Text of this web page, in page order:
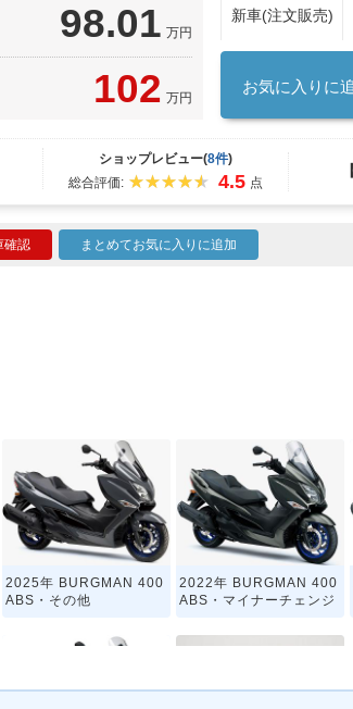
98.01 万円
102 万円
新車(注文販売)
お気に入りに
ショップレビュー(8件)
総合評価:
4.5 点
確認 まとめてお気に入りに追加
2025年 BURGMAN 400
ABS・その他
2022年 BURGMAN 400
ABS・マイナーチェンジ